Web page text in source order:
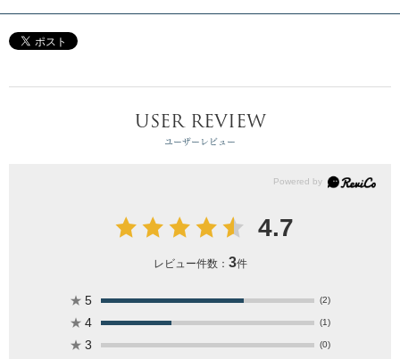
USER REVIEW
ユーザーレビュー
4.7
レビュー件数： 3件
★ 5 (2)
★ 4 (1)
★ 3 (0)